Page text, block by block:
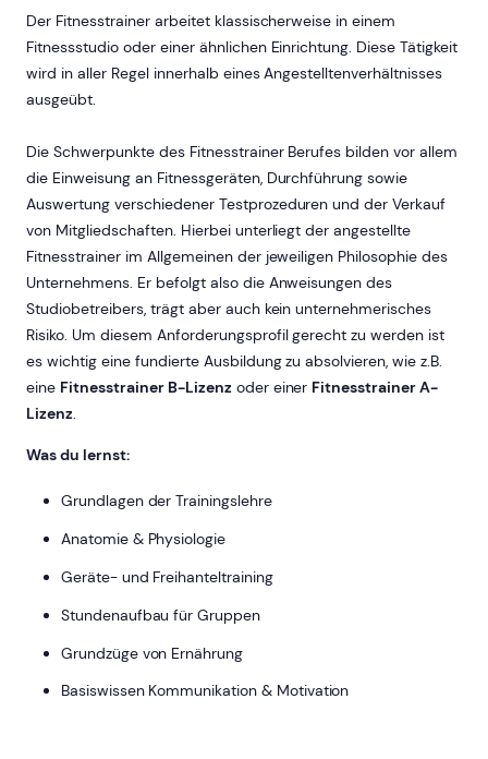
Der Fitnesstrainer arbeitet klassischerweise in einem
Fitnessstudio oder einer ähnlichen Einrichtung. Diese Tätigkeit
wird in aller Regel innerhalb eines Angestelltenverhältnisses
ausgeübt.
Die Schwerpunkte des Fitnesstrainer Berufes bilden vor allem
die Einweisung an Fitnessgeräten, Durchführung sowie
Auswertung verschiedener Testprozeduren und der Verkauf
von Mitgliedschaften. Hierbei unterliegt der angestellte
Fitnesstrainer im Allgemeinen der jeweiligen Philosophie des
Unternehmens. Er befolgt also die Anweisungen des
Studiobetreibers, trägt aber auch kein unternehmerisches
Risiko. Um diesem Anforderungsprofil gerecht zu werden ist
es wichtig eine fundierte Ausbildung zu absolvieren, wie z.B.
eine Fitnesstrainer B-Lizenzoder einer Fitnesstrainer A-
Lizenz.
Was du lernst:
Grundlagen der Trainingslehre
Anatomie & Physiologie
Geräte- und Freihanteltraining
Stundenaufbau für Gruppen
Grundzüge von Ernährung
Basiswissen Kommunikation & Motivation